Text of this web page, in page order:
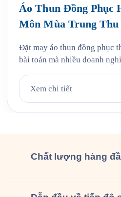
Áo Thun Đồng Phục
Môn Mùa Trung Thu
Đặt may áo thun đồng phục
bài toán mà nhiều doanh
Môn cũng vậy. Cứ đến hẹn
khi mùa bánh Trung Thu về,
Xem chi tiết
Chất lượng hàng